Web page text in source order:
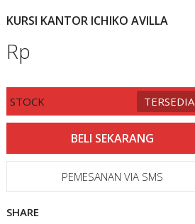
KURSI KANTOR ICHIKO AVILLA
Rp
STOCK TERSEDIA
PEMESANAN VIA SMS
SHARE